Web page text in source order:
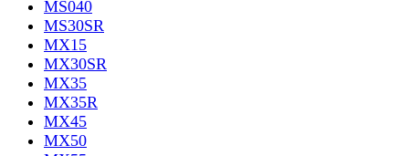
MS040
MS30SR
MX15
MX30SR
MX35
MX35R
MX45
MX50